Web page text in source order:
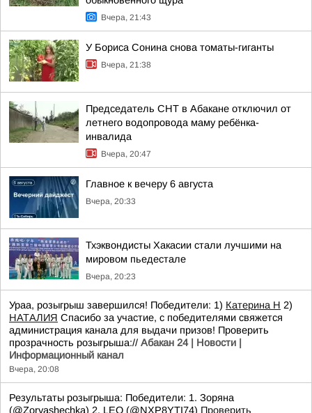
Вчера, 21:43
У Бориса Сонина снова томаты-гиганты
Вчера, 21:38
Председатель СНТ в Абакане отключил от
летнего водопровода маму ребёнка-
инвалида
Вчера, 20:47
Главное к вечеру 6 августа
Вчера, 20:33
Тхэквондисты Хакасии стали лучшими на
мировом пьедестале
Вчера, 20:23
Ураа, розыгрыш завершился! Победители: 1) Катерина Н 2)
НАТАЛИЯ Спасибо за участие, с победителями свяжется
администрация канала для выдачи призов! Проверить
прозрачность розыгрыша:// Абакан 24 | Новости |
Информационный канал
Вчера, 20:08
Результаты розыгрыша: Победители: 1. Зоряна
(@Zoryashechka) 2. LEO (@NXP8YTI74) Проверить